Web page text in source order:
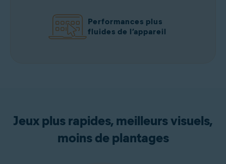
Performances plus
fluides de l’appareil
Jeux plus rapides, meilleurs visuels,
moins de plantages